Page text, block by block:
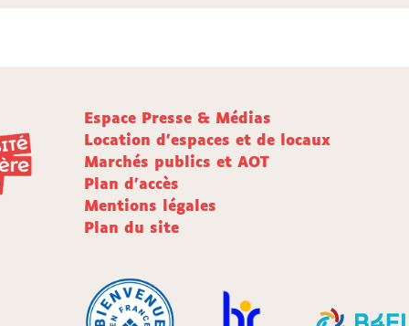
Espace Presse & Médias
Location d'espaces et de locaux
Marchés publics et AOT
Plan d'accès
Mentions légales
Plan du site